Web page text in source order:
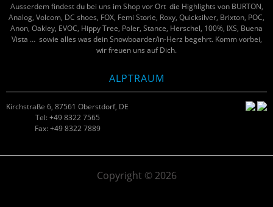
Ausserdem findest du bei uns im Shop vor Ort die Highlights von BURTON,
Analog, Volcom, DC shoes, FOX, Femi Storie, Roxy, Quicksilver, Brixton, POC,
Anon, Oakley, EVOC, Hippy Tree, Poler, Stance, Herschel, 100%, IXS, Buena
Vista … sowie alles was dein Snowboarder/in-Herz begehrt. Komm vorbei,
wir freuen uns auf Dich.
ALPTRAUM
Kirchstraße 6, 87561 Oberstdorf, DE
Tel: +49 8322 7565
Fax: +49 8322 7889
Copyright © 2026